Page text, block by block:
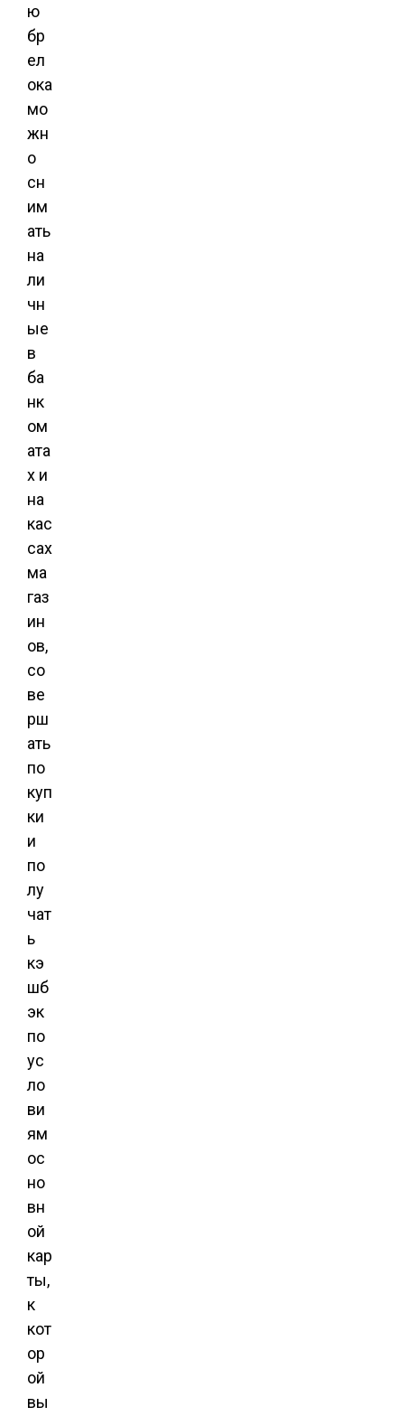
ю
бр
ел
ока
мо
жн
о
сн
им
ать
на
ли
чн
ые
в
ба
нк
ом
ата
х и
на
кас
сах
ма
газ
ин
ов,
со
ве
рш
ать
по
куп
ки
и
по
лу
чат
ь
кэ
шб
эк
по
ус
ло
ви
ям
ос
но
вн
ой
кар
ты,
к
кот
ор
ой
вы